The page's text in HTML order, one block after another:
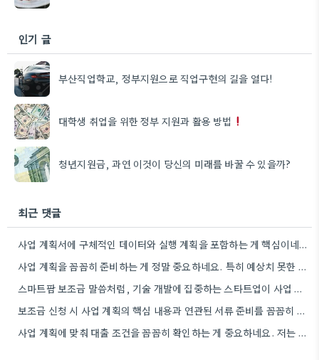
인기 글
부산직업학교, 정부지원으로 직업구현의 길을 열다!
대학생 취업을 위한 정부 지원과 활용 방법
청년지원금, 과연 이것이 당신의 미래를 바꿀 수 있을까?
최근 댓글
사업 계획서에 구체적인 데이터와 실행 계획을 포함하는 게 핵심이네요. 제가 비슷한 경험이 있어서, 단순히 아이디어를…
사업 계획을 꼼꼼히 준비하는 게 정말 중요하네요. 특히 예상치 못한 지출 때문에 어려움을 겪는 경우도…
스마트팜 보조금 말씀처럼, 기술 개발에 집중하는 스타트업이 사업 모델과 연결해서 시너지를 낼 수 있다면 정말…
보조금 신청 시 사업 계획의 핵심 내용과 연관된 서류 준비를 꼼꼼히 하는 것이 중요하네요. 특히…
사업 계획에 맞춰 대출 조건을 꼼꼼히 확인하는 게 중요하네요. 저는 사업 확장 시 금리 변화를…